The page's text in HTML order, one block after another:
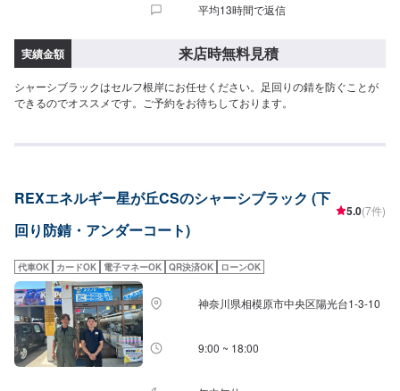
平均13時間で返信
実績金額 来店時無料見積
シャーシブラックはセルフ根岸にお任せください。足回りの錆を防ぐことが
できるのでオススメです。ご予約をお待ちしております。
REXエネルギー星が丘CSのシャーシブラック (下
回り防錆・アンダーコート)
5.0(7件)
代車OK カードOK 電子マネーOK QR決済OK ローンOK
神奈川県相模原市中央区陽光台1-3-10
9:00 ~ 18:00